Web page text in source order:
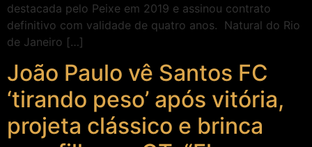
destacada pelo Peixe em 2019 e assinou contrato
definitivo com validade de quatro anos. Natural do Rio
de Janeiro […]
João Paulo vê Santos FC
‘tirando peso’ após vitória,
projeta clássico e brinca